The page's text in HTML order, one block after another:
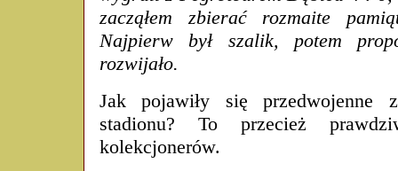
zacząłem zbierać rozmaite
Najpierw był szalik, potem
rozwijało.
Jak pojawiły się przedwojenne
stadionu? To przecież
kolekcjonerów.